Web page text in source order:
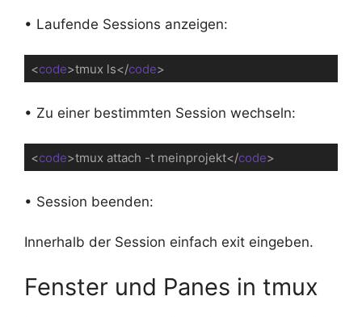
• Laufende Sessions anzeigen:
<code>tmux ls</code>
• Zu einer bestimmten Session wechseln:
<code>tmux attach -t meinprojekt</code>
• Session beenden:
Innerhalb der Session einfach exit eingeben.
Fenster und Panes in tmux